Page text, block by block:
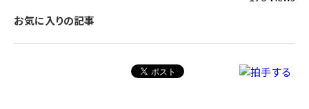
お気に入りの記事